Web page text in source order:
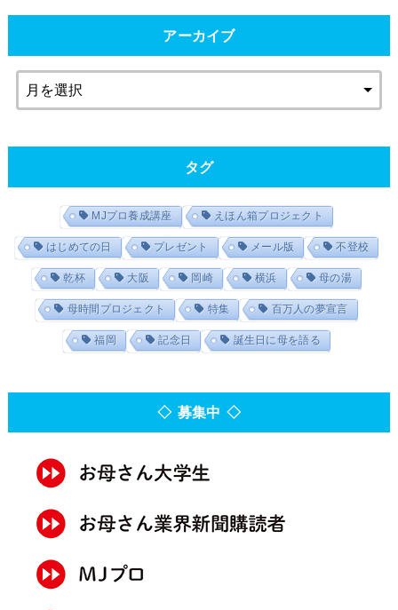
アーカイブ
タグ
MJプロ養成講座 えほん箱プロジェクト
はじめての日 プレゼント メール版 不登校
乾杯 大阪 岡崎 横浜 母の湯
母時間プロジェクト 特集 百万人の夢宣言
福岡 記念日 誕生日に母を語る
◇ 募集中 ◇